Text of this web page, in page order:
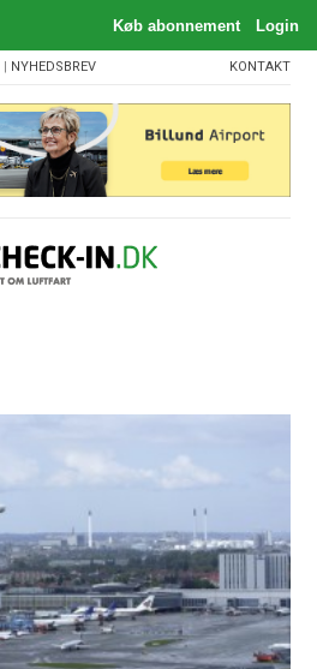
| NYHEDSBREV KONTAKT